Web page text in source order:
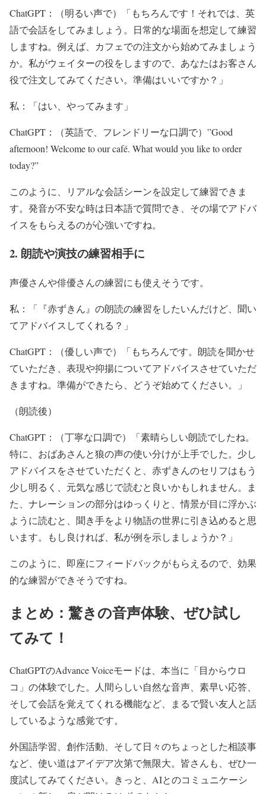
ChatGPT：（明るい声で）「もちろんです！それでは、英
語で会話をしてみましょう。日常的な場面を想定して練習
しますね。例えば、カフェでの注文から始めてみましょう
か。私がウェイターの役をしますので、あなたはお客さん
役で注文してみてください。準備はいいですか？」
私：「はい、やってみます」
ChatGPT：（英語で、フレンドリーな口調で）”Good
afternoon! Welcome to our café. What would you like to order
today?”
このように、リアルな会話シーンを設定して練習できま
す。発音が不安な時は日本語で質問でき、その場でアドバ
イスをもらえるのが心強いですね。
2. 朗読や演技の練習相手に
声優さんや俳優さんの練習にも使えそうです。
私：「『赤ずきん』の朗読の練習をしたいんだけど、聞い
てアドバイスしてくれる？」
ChatGPT：（優しい声で）「もちろんです。朗読を聞かせ
ていただき、表現や抑揚についてアドバイスさせていただ
きますね。準備ができたら、どうぞ始めてください。」
（朗読後）
ChatGPT：（丁寧な口調で）「素晴らしい朗読でしたね。
特に、おばあさんと狼の声の使い分けが上手でした。少し
アドバイスをさせていただくと、赤ずきんのセリフはもう
少し明るく、元気な感じで読むと良いかもしれません。ま
た、ナレーションの部分はゆっくりと、情景が目に浮かぶ
ように読むと、聞き手をより物語の世界に引き込めると思
います。もし良ければ、私が例を示しましょうか？」
このように、即座にフィードバックがもらえるので、効果
的な練習ができそうですね。
まとめ：驚きの音声体験、ぜひ試し
てみて！
ChatGPTのAdvance Voiceモードは、本当に「目からウロ
コ」の体験でした。人間らしい自然な音声、素早い応答、
そして会話を覚えてくれる機能など、まるで賢い友人と話
しているような感覚です。
外国語学習、創作活動、そして日々のちょっとした相談事
など、使い道はアイデア次第で無限大。皆さんも、ぜひ一
度試してみてください。きっと、AIとのコミュニケーシ